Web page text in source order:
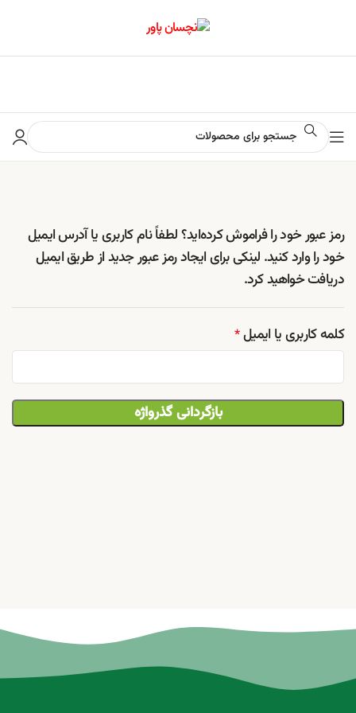
رمز عبور خود را فراموش کرده‌اید؟ لطفاً نام کاربری یا آدرس ایمیل
خود را وارد کنید. لینکی برای ایجاد رمز عبور جدید از طریق ایمیل
دریافت خواهید کرد.
کلمه کاربری یا ایمیل*
بازگردانی گذرواژه